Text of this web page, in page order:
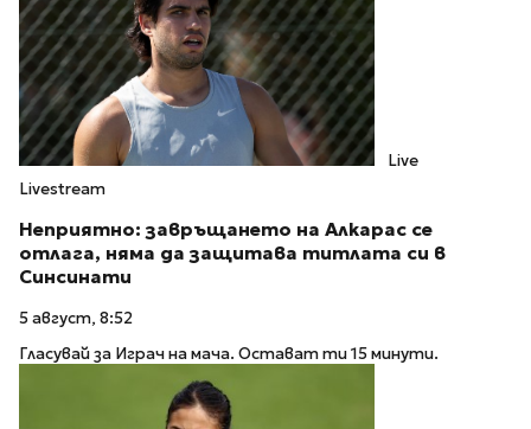
Live
Livestream
Неприятно: завръщането на Алкарас се
отлага, няма да защитава титлата си в
Синсинати
5 август, 8:52
Гласувай за Играч на мача. Остават ти 15 минути.